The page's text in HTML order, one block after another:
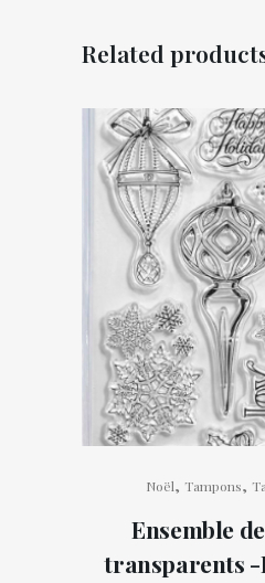
Related
Noël, Tampons,
Ensemble
transparents